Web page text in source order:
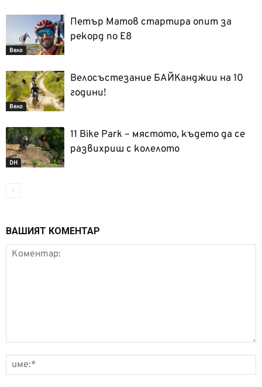
Вело
Петър Матов стартира опит за
рекорд по Е8
Вело
Велосъстезание БАЙКанджии на 10
години!
DH
11 Bike Park – мястото, където да се
развихриш с колелото
ВАШИЯТ КОМЕНТАР